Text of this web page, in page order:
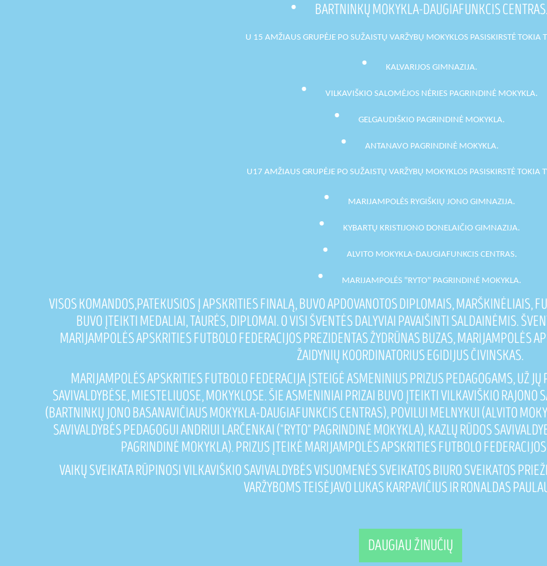
BARTNINKŲ MOKYKLA-DAUGIAFUNKCIS CENTRAS.
U 15 AMŽIAUS GRUPĖJE PO SUŽAISTŲ VARŽYBŲ MOKYKLOS PASISKIRSTĖ TOKIA
KALVARIJOS GIMNAZIJA.
VILKAVIŠKIO SALOMĖJOS NĖRIES PAGRINDINĖ MOKYKLA.
GELGAUDIŠKIO PAGRINDINĖ MOKYKLA.
ANTANAVO PAGRINDINĖ MOKYKLA.
U17 AMŽIAUS GRUPĖJE PO SUŽAISTŲ VARŽYBŲ MOKYKLOS PASISKIRSTĖ TOKIA
MARIJAMPOLĖS RYGIŠKIŲ JONO GIMNAZIJA.
KYBARTŲ KRISTIJONO DONELAIČIO GIMNAZIJA.
ALVITO MOKYKLA-DAUGIAFUNKCIS CENTRAS.
MARIJAMPOLĖS "RYTO" PAGRINDINĖ MOKYKLA.
VISOS KOMANDOS,PATEKUSIOS Į APSKRITIES FINALĄ, BUVO APDOVANOTOS DIPLOMAIS, MARŠKINĖLIAIS,
BUVO ĮTEIKTI MEDALIAI, TAURĖS, DIPLOMAI. O VISI ŠVENTĖS DALYVIAI PAVAIŠINTI SALDAINĖMIS.
MARIJAMPOLĖS APSKRITIES FUTBOLO FEDERACIJOS PREZIDENTAS ŽYDRŪNAS BUZAS, MARIJAMPOLĖS
ŽAIDYNIŲ KOORDINATORIUS EGIDIJUS ČIVINSKAS.
MARIJAMPOLĖS APSKRITIES FUTBOLO FEDERACIJA ĮSTEIGĖ ASMENINIUS PRIZUS PEDAGOGAMS, UŽ
SAVIVALDYBĖSE, MIESTELIUOSE, MOKYKLOSE. ŠIE ASMENINIAI PRIZAI BUVO ĮTEIKTI VILKAVIŠKIO RAJONO
(BARTNINKŲ JONO BASANAVIČIAUS MOKYKLA-DAUGIAFUNKCIS CENTRAS), POVILUI MELNYKUI (ALVITO
SAVIVALDYBĖS PEDAGOGUI ANDRIUI LARČENKAI ("RYTO" PAGRINDINĖ MOKYKLA), KAZLŲ RŪDOS
PAGRINDINĖ MOKYKLA). PRIZUS ĮTEIKĖ MARIJAMPOLĖS APSKRITIES FUTBOLO
VAIKŲ SVEIKATA RŪPINOSI VILKAVIŠKIO SAVIVALDYBĖS VISUOMENĖS SVEIKATOS BIURO SVEIKATOS
VARŽYBOMS TEISĖJAVO LUKAS KARPAVIČIUS IR RONALDAS
DAUGIAU ŽINUČIŲ